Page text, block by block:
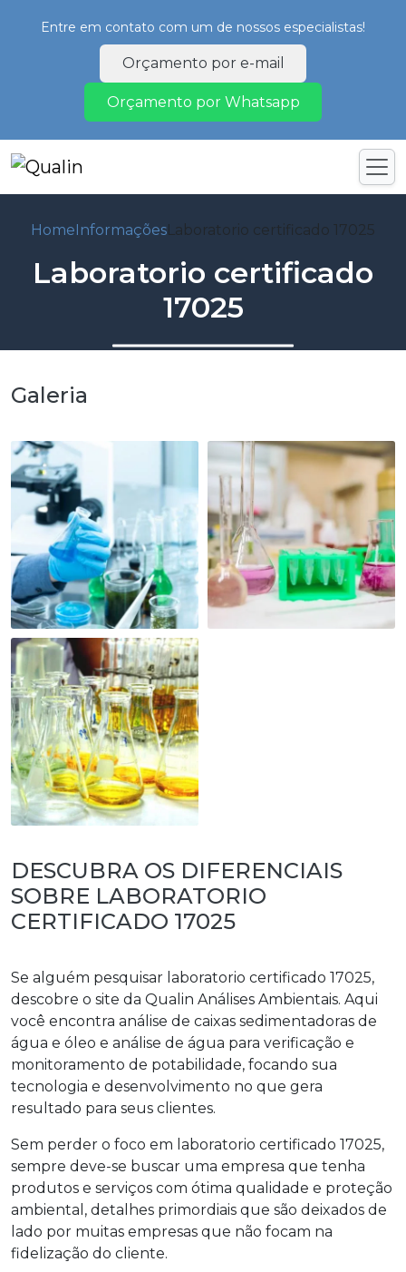
Entre em contato com um de nossos especialistas!
Orçamento por e-mail
Orçamento por Whatsapp
HomeInformaçõesLaboratorio certificado 17025
Laboratorio certificado
17025
Galeria
DESCUBRA OS DIFERENCIAIS
SOBRE LABORATORIO
CERTIFICADO 17025
Se alguém pesquisar laboratorio certificado 17025,
descobre o site da Qualin Análises Ambientais. Aqui
você encontra análise de caixas sedimentadoras de
água e óleo e análise de água para verificação e
monitoramento de potabilidade, focando sua
tecnologia e desenvolvimento no que gera
resultado para seus clientes.
Sem perder o foco em laboratorio certificado 17025,
sempre deve-se buscar uma empresa que tenha
produtos e serviços com ótima qualidade e proteção
ambiental, detalhes primordiais que são deixados de
lado por muitas empresas que não focam na
fidelização do cliente.